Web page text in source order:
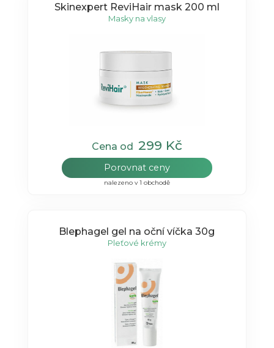
Skinexpert ReviHair mask 200 ml
Masky na vlasy
Cena od 299 Kč
Porovnat ceny
nalezeno v 1 obchodě
Blephagel gel na oční víčka 30g
Pleťové krémy